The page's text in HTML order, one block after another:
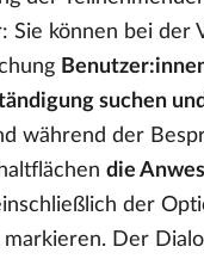
Sie können bei der
suchen
während der
die
der
Der